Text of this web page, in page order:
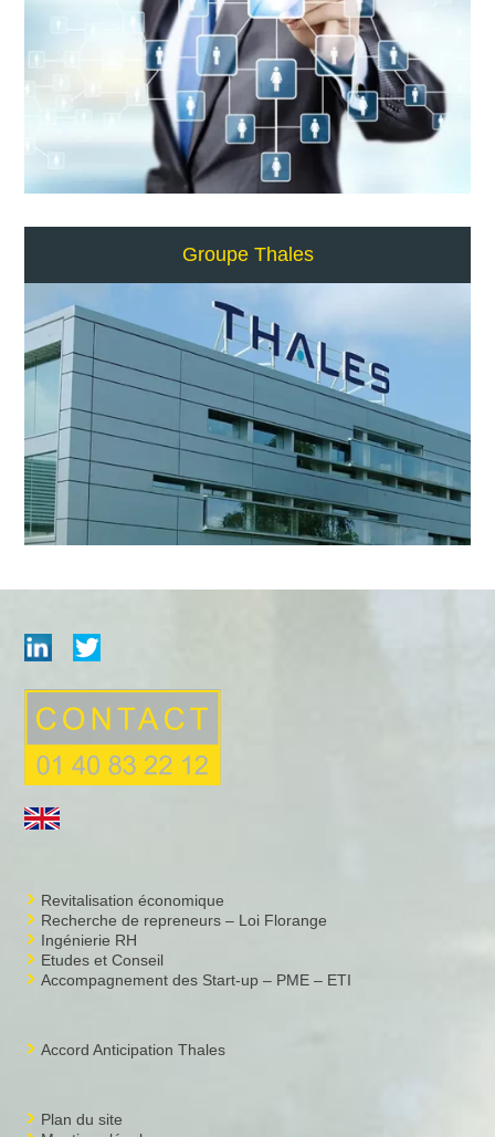
Groupe Thales
Revitalisation économique
Recherche de repreneurs – Loi Florange
Ingénierie RH
Etudes et Conseil
Accompagnement des Start-up – PME – ETI
Accord Anticipation Thales
Plan du site